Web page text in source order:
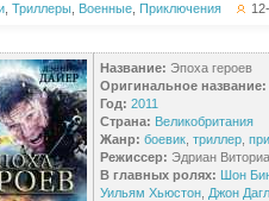
, Триллеры, Военные, Приключения
Название: Эпоха героев
Оригинальное название:
Год: 2011
Страна: Великобритания
Жанр: боевик, триллер,
Режиссер: Эдриан Виториа
В главных ролях: Шон
Уильям Хьюстон, Джон